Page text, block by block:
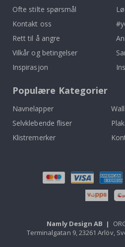
Ofte stilte spørsmål
Kontakt oss
Rett til å angre
Vilkår og betingelser
Inspirasjon
Populære Kategorier
Navnelapper
Selvklebende fliser
Klistremerker
Namly Design AB |
Terminalgatan 9, 23261 Arlöv,